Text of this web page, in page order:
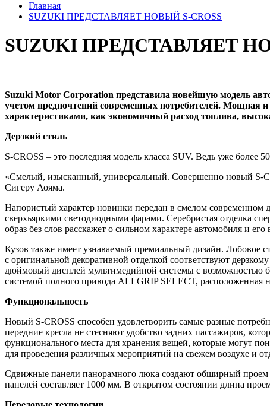
Главная
SUZUKI ПРЕДСТАВЛЯЕТ НОВЫЙ S-CROSS
SUZUKI ПРЕДСТАВЛЯЕТ
Suzuki Motor Corporation представила новейшую модель
учетом предпочтений современных потребителей. Мощная
характеристиками, как экономичный расход топлива,
Дерзкий стиль
S-CROSS – это последняя модель класса SUV. Ведь уже
«Смелый, изысканный, универсальный. Совершенно новый S-
Сигеру Аояма.
Напористый характер новинки передан в смелом современном
сверхъяркими светодиодными фарами. Серебристая отделка
образ без слов расскажет о сильном характере автомобиля и его
Кузов также имеет узнаваемый премиальный дизайн.
с оригинальной декоративной отделкой соответствуют
дюймовый дисплей мультимедийной системы с возможностью
системой полного привода ALLGRIP SELECT, расположенная
Функциональность
Новый S-CROSS способен удовлетворить самые разные
передние кресла не стесняют удобство задних пассажиров,
функционального места для хранения вещей, которые могут
для проведения различных мероприятий на свежем воздухе и
Сдвижные панели панорамного люка создают обширный проем
панелей составляет 1000 мм. В открытом состоянии длина